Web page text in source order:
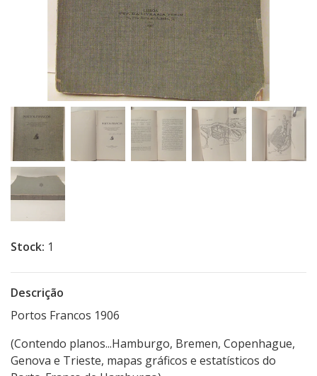
Stock: 1
Descrição
Portos Francos 1906
(Contendo planos...Hamburgo, Bremen, Copenhague,
Genova e Trieste, mapas gráficos e estatísticos do